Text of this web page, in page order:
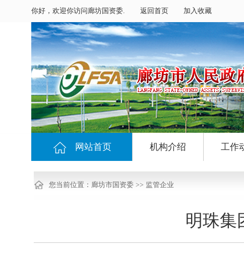
你好，欢迎你访问廊坊国资委. 返回首页 加入收藏
网站首页 机构介绍 工作
您当前位置： 廊坊市国资委 >> 监管企业
明珠集